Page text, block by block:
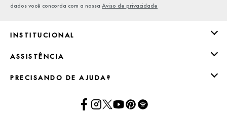
INSTITUCIONAL
ASSISTÊNCIA
PRECISANDO DE AJUDA?
dados você concorda com a nossa Aviso de privacidade